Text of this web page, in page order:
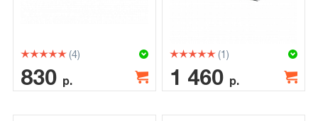
(4)
830 р.
(1)
1 460 р.